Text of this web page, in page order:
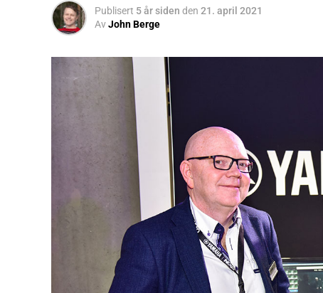
Publisert 5 år siden den 21. april 2021
AvJohn Berge